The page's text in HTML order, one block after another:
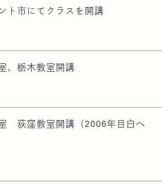
ト市にてクラスを開講
、栃木教室開講
荻窪教室開講（2006年目白へ